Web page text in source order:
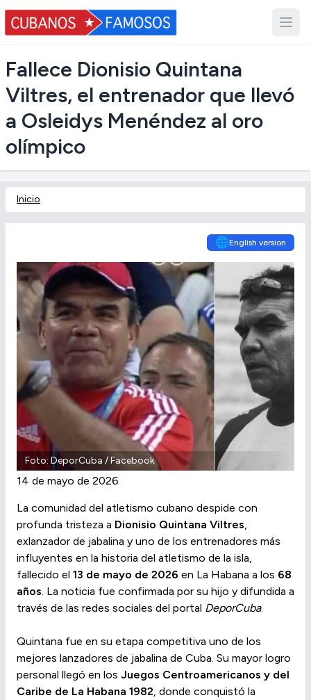
Fallece Dionisio Quintana
Viltres, el entrenador que llevó
a Osleidys Menéndez al oro
olímpico
Inicio
🌐English version
Foto: DeporCuba / Facebook
14 de mayo de 2026
La comunidad del atletismo cubano despide con
profunda tristeza a Dionisio Quintana Viltres,
exlanzador de jabalina y uno de los entrenadores más
influyentes en la historia del atletismo de la isla,
fallecido el 13 de mayo de 2026 en La Habana a los 68
años. La noticia fue confirmada por su hijo y difundida a
través de las redes sociales del portal DeporCuba.
Quintana fue en su etapa competitiva uno de los
mejores lanzadores de jabalina de Cuba. Su mayor logro
personal llegó en los Juegos Centroamericanos y del
Caribe de La Habana 1982, donde conquistó la